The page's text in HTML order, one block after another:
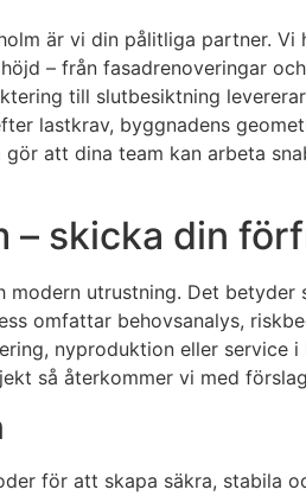
är vi din pålitliga partner.
– från fasadrenoveringar
till slutbesiktning
lastkrav, byggnadens
att dina team kan arbeta
skicka din
utrustning. Det
omfattar behovsanalys,
nyproduktion eller
så återkommer vi med
för att skapa säkra, stabila